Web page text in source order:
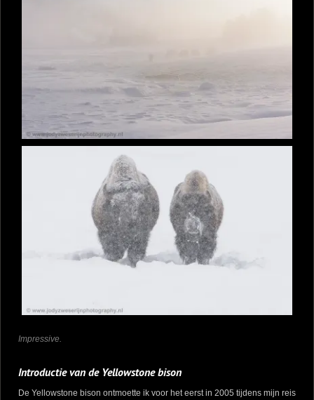
Impressive.
Introductie van de Yellowstone bison
De Yellowstone bison ontmoette ik voor het eerst in 2005 tijdens mijn reis